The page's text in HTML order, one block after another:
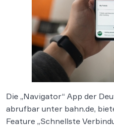
Die „Navigator“ App der
abrufbar unter bahn.de,
Feature „Schnellste